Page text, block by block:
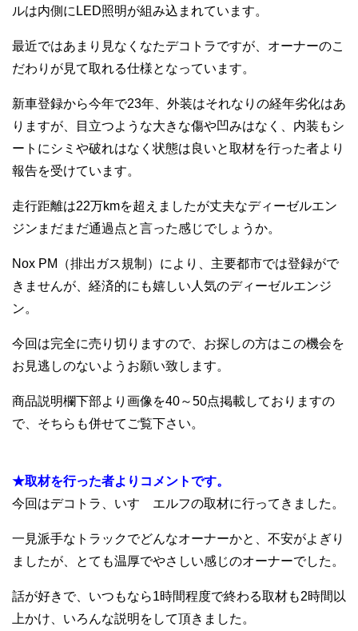
ルは内側にLED照明が組み込まれています。
最近ではあまり見なくなたデコトラですが、オーナーのこ
だわりが見て取れる仕様となっています。
新車登録から今年で23年、外装はそれなりの経年劣化はあ
りますが、目立つような大きな傷や凹みはなく、内装もシ
ートにシミや破れはなく状態は良いと取材を行った者より
報告を受けています。
走行距離は22万kmを超えましたが丈夫なディーゼルエン
ジンまだまだ通過点と言った感じでしょうか。
Nox PM（排出ガス規制）により、主要都市では登録がで
きませんが、経済的にも嬉しい人気のディーゼルエンジ
ン。
今回は完全に売り切りますので、お探しの方はこの機会を
お見逃しのないようお願い致します。
商品説明欄下部より画像を40～50点掲載しておりますの
で、そちらも併せてご覧下さい。
★取材を行った者よりコメントです。
今回はデコトラ、いすゞエルフの取材に行ってきました。
一見派手なトラックでどんなオーナーかと、不安がよぎり
ましたが、とても温厚でやさしい感じのオーナーでした。
話が好きで、いつもなら1時間程度で終わる取材も2時間以
上かけ、いろんな説明をして頂きました。